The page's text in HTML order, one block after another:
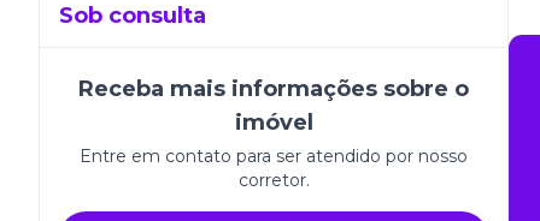
Sob consulta
Receba mais informações sobre o
imóvel
Entre em contato para ser atendido por nosso
corretor.